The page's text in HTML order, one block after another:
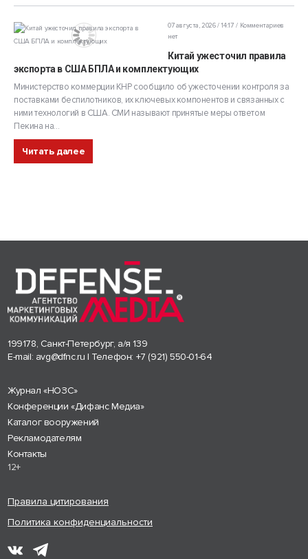
07 августа, 2026 / 14:17
Комментариев
нет
Китай ужесточил правила
экспорта в США БПЛА и комплектующих
Министерство коммерции КНР сообщило об ужесточении контроля за
поставками беспилотников, их ключевых компонентов и связанных с
ними технологий в США. СМИ называют принятые меры ответом
Пекина на...
Читать далее
199178, Санкт-Петербург, а/я 139
E-mail: avg@dfnc.ru | Телефон: +7 (921) 550-01-64
Журнал «НОЗС»
Конференции «Дифанс Медиа»
Каталог вооружений
Рекламодателям
Контакты
12+
Правила цитирования
Политика конфиденциальности